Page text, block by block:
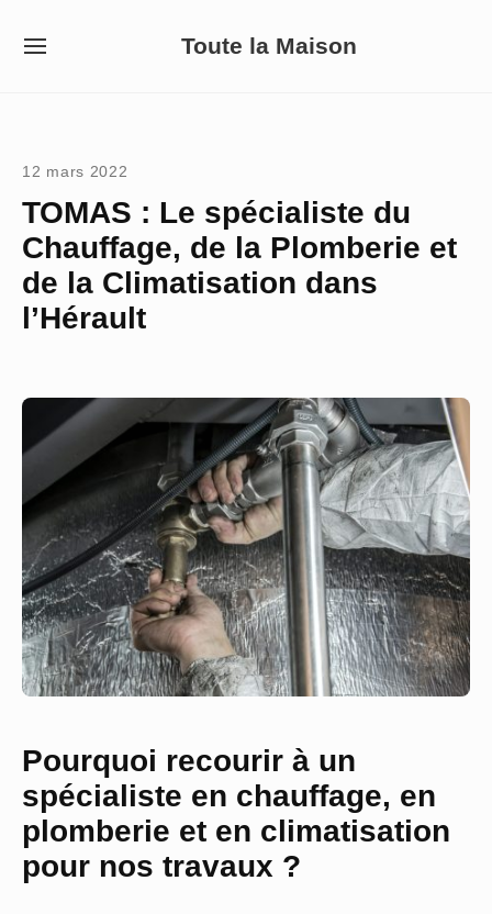
Toute la Maison
SITE
12 mars 2022
TOMAS : Le spécialiste du
Chauffage, de la Plomberie et
de la Climatisation dans
l’Hérault
Pourquoi recourir à un
spécialiste en chauffage, en
plomberie et en climatisation
pour nos travaux ?